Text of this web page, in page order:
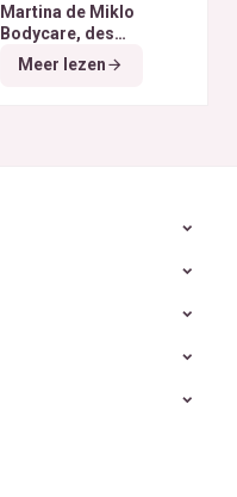
Martina de Miklo
Bodycare, des
déodorants naturels et
zéro déchet
A la
Meer lezen